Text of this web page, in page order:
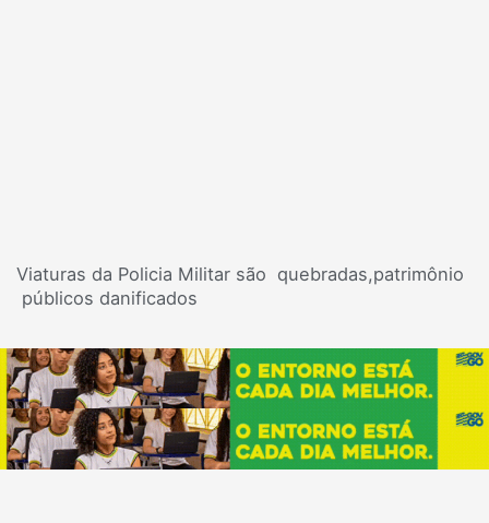
Viaturas da Policia Militar são quebradas,patrimônio
públicos danificados